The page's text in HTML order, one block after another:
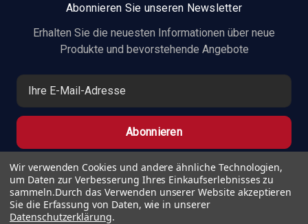
Abonnieren Sie unseren Newsletter
Erhalten Sie die neuesten Informationen über neue
Produkte und bevorstehende Angebote
E
M
i
l
-
A
d
Wir verwenden Cookies und andere ähnliche Technologien,
um Daten zur Verbesserung Ihres Einkaufserlebnisses zu
sammeln.Durch das Verwenden unserer Website akzeptieren
Sie die Erfassung von Daten, wie in unserer
Datenschutzerklärung.